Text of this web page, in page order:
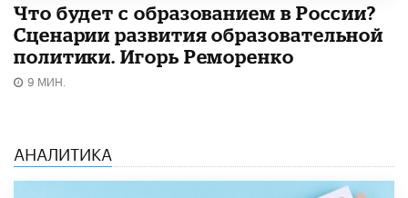
Что будет с образованием в России?
Сценарии развития образовательной
политики. Игорь Реморенко
9 МИН.
АНАЛИТИКА